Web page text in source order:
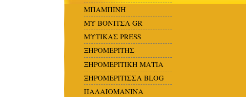
ΜΠΑΜΠΙΝΗ
ΜΥ ΒΟΝΙΤΣΑ GR
ΜΥΤΙΚΑΣ PRESS
ΞΗΡΟΜΕΡΙΤΗΣ
ΞΗΡΟΜΕΡΙΤΙΚΗ ΜΑΤΙΑ
ΞΗΡΟΜΕΡΙΤΙΣΣΑ BLOG
ΠΑΛΑΙΟΜΑΝΙΝΑ